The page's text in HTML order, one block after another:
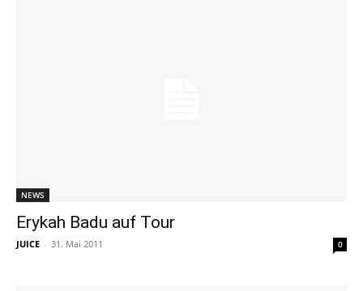
NEWS
Erykah Badu auf Tour
JUICE - 31. Mai 2011 0